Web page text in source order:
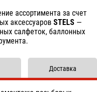
ассортимента за счет
аксессуаров STELS —
салфеток, баллонных
Доставка